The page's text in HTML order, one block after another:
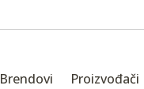
Brendovi Proizvođači